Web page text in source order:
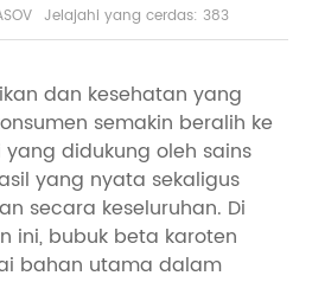
Jelajahi yang cerdas: 383
dan kesehatan yang
semakin beralih ke
didukung oleh sains
yang nyata sekaligus
secara keseluruhan. Di
ini, bubuk beta karoten
bahan utama dalam